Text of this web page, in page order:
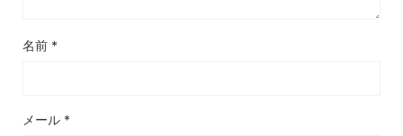
名前 *
メール *